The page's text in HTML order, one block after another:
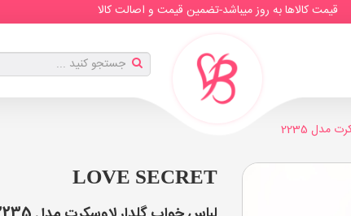
قیمت کالاها به روز میباشد-تضمین قیمت و اصالت کالا
2235
LOVE SECRET